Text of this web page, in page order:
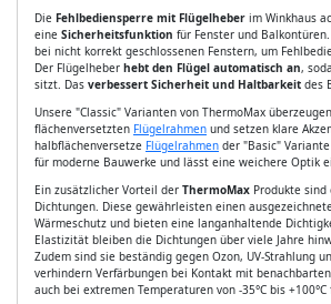
Die Fehlbediensperre mit Flügelheber im Winkhaus
eine Sicherheitsfunktion für Fenster und Balkontüren.
bei nicht korrekt geschlossenen Fenstern, um
Der Flügelheber hebt den Flügel automatisch an,
sitzt. Das verbessert Sicherheit und Haltbarkeit des
Unsere "Classic" Varianten von ThermoMax
flächenversetzten Flügelrahmen und setzen klare
halbflächenversetze Flügelrahmen der "Basic"
für moderne Bauwerke und lässt eine weichere Optik
Ein zusätzlicher Vorteil der ThermoMax Produkte sind
Dichtungen. Diese gewährleisten einen
Wärmeschutz und bieten eine langanhaltende
Elastizität bleiben die Dichtungen über viele Jahre
Zudem sind sie beständig gegen Ozon, UV-Strahlung
verhindern Verfärbungen bei Kontakt mit
auch bei extremen Temperaturen von -35°C bis